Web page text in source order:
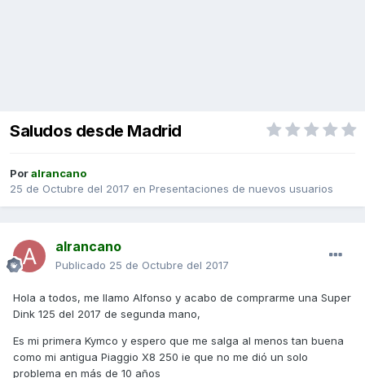
Saludos desde Madrid
Poralrancano
25 de Octubre del 2017 en Presentaciones de nuevos usuarios
alrancano
Publicado 25 de Octubre del 2017
Hola a todos, me llamo Alfonso y acabo de comprarme una Super
Dink 125 del 2017 de segunda mano,
Es mi primera Kymco y espero que me salga al menos tan buena
como mi antigua Piaggio X8 250 ie que no me dió un solo
problema en más de 10 años